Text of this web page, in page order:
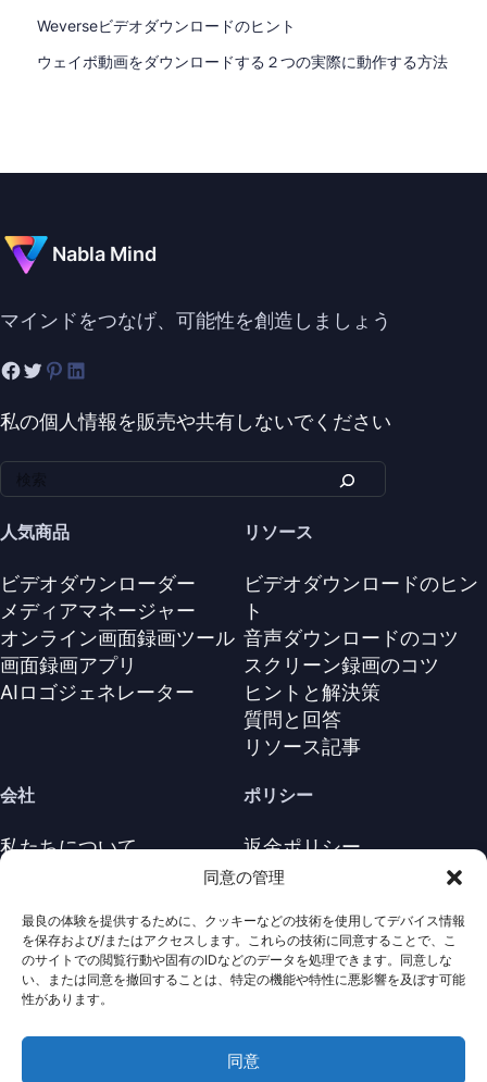
同意の管理
最良の体験を提供するために、クッキーなどの技術を使用してデバイス情報
を保存および/またはアクセスします。これらの技術に同意することで、こ
のサイトでの閲覧行動や固有のIDなどのデータを処理できます。同意しな
い、または同意を撤回することは、特定の機能や特性に悪影響を及ぼす可能
性があります。
同意
Weverseビデオダウンロードのヒント
ウェイボ動画をダウンロードする２つの実際に動作する方法
Nabla Mind
マインドをつなげ、可能性を創造しましょう
私の個人情報を販売や共有しないでください
人気商品
ビデオダウンローダー
メディアマネージャー
オンライン画面録画ツール
画面録画アプリ
AIロゴジェネレーター
リソース
ビデオダウンロードのヒン
ト
音声ダウンロードのコツ
スクリーン録画のコツ
ヒントと解決策
質問と回答
リソース記事
会社
私たちについて
ポリシー
返金ポリシー
プライバシーポリシー
利用規約
アンインストール
Cookieポリシ
· 著作権は全て保護されていま